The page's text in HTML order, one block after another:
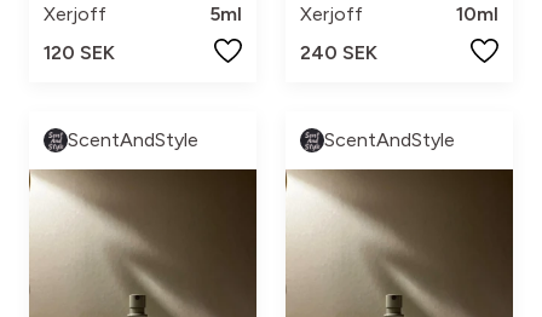
Xerjoff
5ml
120 SEK
Xerjoff
10ml
240 SEK
ScentAndStyle ScentAndStyle